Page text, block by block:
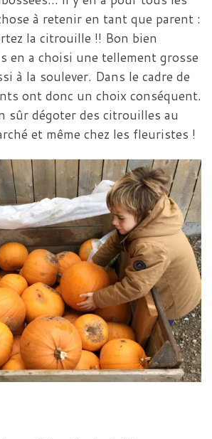
à retenir en tant que parent :
la citrouille !! Bon bien
en a choisi une tellement grosse
à la soulever. Dans le cadre de
ont donc un choix conséquent.
sûr dégoter des citrouilles au
et même chez les fleuristes !